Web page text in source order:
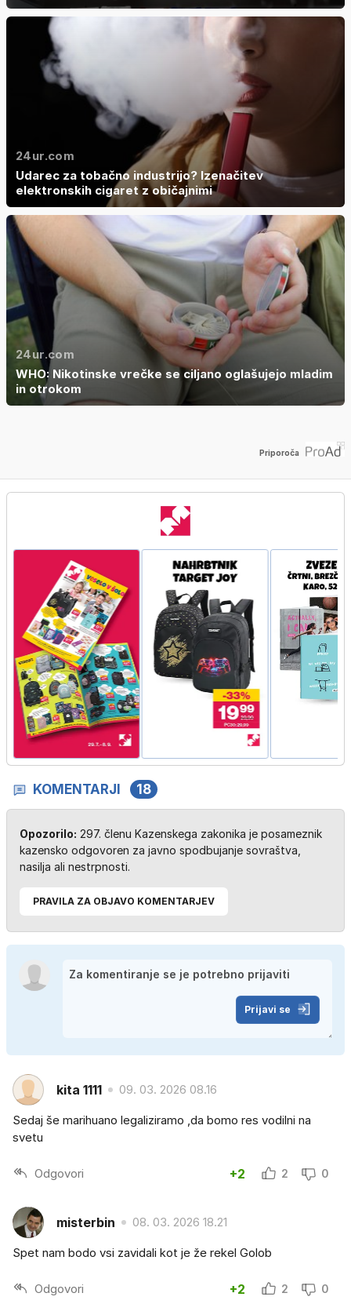
24ur.com
Udarec za tobačno industrijo? Izenačitev
elektronskih cigaret z običajnimi
24ur.com
WHO: Nikotinske vrečke se ciljano oglašujejo mladim
in otrokom
Priporoča
KOMENTARJI 18
Opozorilo: 297. členu Kazenskega zakonika je posameznik
kazensko odgovoren za javno spodbujanje sovraštva,
nasilja ali nestrpnosti.
PRAVILA ZA OBJAVO KOMENTARJEV
Prijavi se
kita 1111 09. 03. 2026 08.16
Sedaj še marihuano legaliziramo ,da bomo res vodilni na
svetu
Odgovori +2 2 0
misterbin 08. 03. 2026 18.21
Spet nam bodo vsi zavidali kot je že rekel Golob
Odgovori +2 2 0